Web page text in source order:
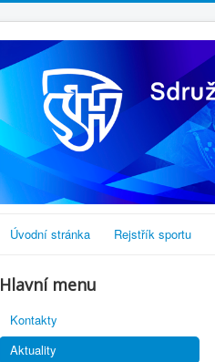
Úvodní stránka Rejstřík sportu
Hlavní menu
Kontakty
Aktuality